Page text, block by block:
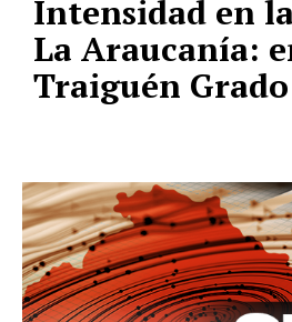
Intensidad en
La Araucanía:
Traiguén